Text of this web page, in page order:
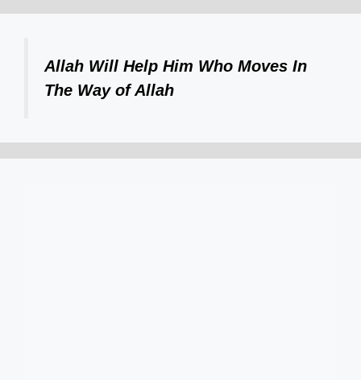
Allah Will Help Him Who Moves In
The Way of Allah